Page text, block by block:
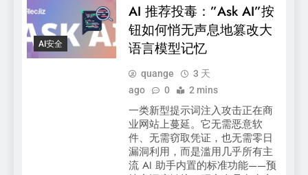
AI安全
AI 推荐投毒：”Ask AI”按
钮如何悄无声息地篡改大
语言模型记忆
quange
3 天
ago
0 2 mins
一类新型提示词注入攻击正在商
业网站上蔓延。它无需恶意软
件、无需窃取凭证，也无需零日
漏洞利用，而是滥用几乎所有主
流 AI 助手内置的标准功能——预